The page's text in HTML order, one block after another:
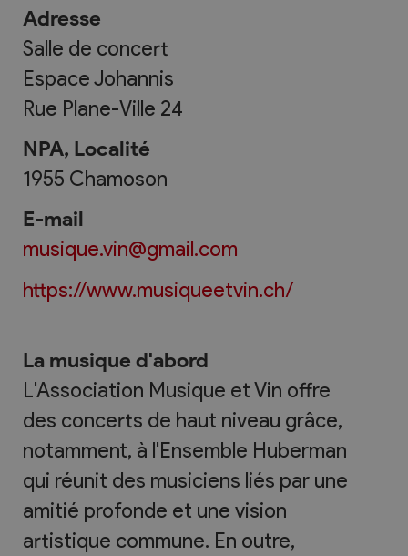
Adresse
Salle de concert
Espace Johannis
Rue Plane-Ville 24
NPA, Localité
1955 Chamoson
E-mail
musique.vin@gmail.com
https://www.musiqueetvin.ch/
La musique d'abord
L'Association Musique et Vin offre
des concerts de haut niveau grâce,
notamment, à l'Ensemble Huberman
qui réunit des musiciens liés par une
amitié profonde et une vision
artistique commune. En outre,